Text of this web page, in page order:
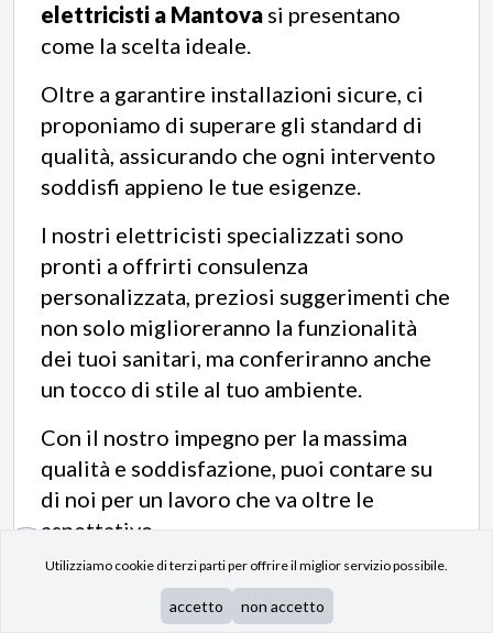
elettricisti a Mantova si presentano
come la scelta ideale.
Oltre a garantire installazioni sicure, ci
proponiamo di superare gli standard di
qualità, assicurando che ogni intervento
soddisfi appieno le tue esigenze.
I nostri elettricisti specializzati sono
pronti a offrirti consulenza
personalizzata, preziosi suggerimenti che
non solo miglioreranno la funzionalità
dei tuoi sanitari, ma conferiranno anche
un tocco di stile al tuo ambiente.
Con il nostro impegno per la massima
qualità e soddisfazione, puoi contare su
di noi per un lavoro che va oltre le
aspettative.
Chiama ora il320 9303412per una
consulenza telefonica gratuita e ottenere
Utilizziamo cookie di terzi parti per offrire il miglior servizio possibile.
accetto non accetto